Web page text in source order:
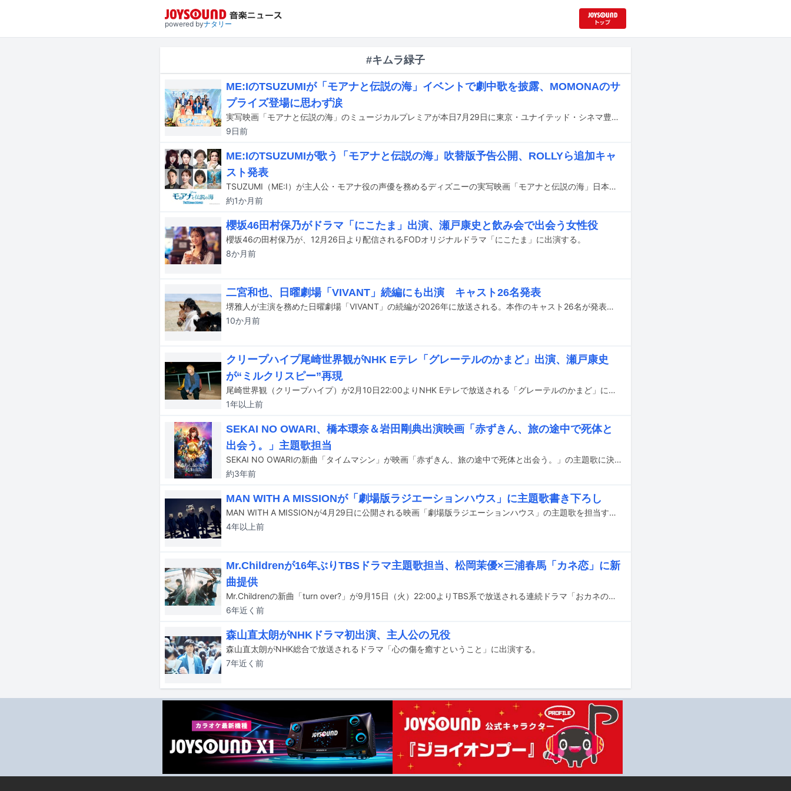
powered byナタリー
#キムラ緑子
ME:IのTSUZUMIが「モアナと伝説の海」イベントで劇中歌を披露、MOMONAのサ
プライズ登場に思わず涙
実写映画「モアナと伝説の海」のミュージカルプレミアが本日7月29日に東京・ユナイテッド・シネマ豊洲で開催され、主人公・モアナの日本版声優を務めるME:IのTSUZUMIらが登壇した。
9日前
ME:IのTSUZUMIが歌う「モアナと伝説の海」吹替版予告公開、ROLLYら追加キャ
スト発表
TSUZUMI（ME:I）が主人公・モアナ役の声優を務めるディズニーの実写映画「モアナと伝説の海」日本語吹替版の予告映像がYouTubeで公開された。
約1か月前
櫻坂46田村保乃がドラマ「にこたま」出演、瀬戸康史と飲み会で出会う女性役
櫻坂46の田村保乃が、12月26日より配信されるFODオリジナルドラマ「にこたま」に出演する。
8か月前
二宮和也、日曜劇場「VIVANT」続編にも出演 キャスト26名発表
堺雅人が主演を務めた日曜劇場「VIVANT」の続編が2026年に放送される。本作のキャスト26名が発表され、二宮和也が続投することが明らかになった。
10か月前
クリープハイプ尾崎世界観がNHK Eテレ「グレーテルのかまど」出演、瀬戸康史
が“ミルクリスピー”再現
尾崎世界観（クリープハイプ）が2月10日22:00よりNHK Eテレで放送される「グレーテルのかまど」に出演する。
1年以上前
SEKAI NO OWARI、橋本環奈＆岩田剛典出演映画「赤ずきん、旅の途中で死体と
出会う。」主題歌担当
SEKAI NO OWARIの新曲「タイムマシン」が映画「赤ずきん、旅の途中で死体と出会う。」の主題歌に決定した。
約3年前
MAN WITH A MISSIONが「劇場版ラジエーションハウス」に主題歌書き下ろし
MAN WITH A MISSIONが4月29日に公開される映画「劇場版ラジエーションハウス」の主題歌を担当する。
4年以上前
Mr.Childrenが16年ぶりTBSドラマ主題歌担当、松岡茉優×三浦春馬「カネ恋」に新
曲提供
Mr.Childrenの新曲「turn over?」が9月15日（火）22:00よりTBS系で放送される連続ドラマ「おカネの切れ目が恋のはじまり」の主題歌に決定した。
6年近く 前
森山直太朗がNHKドラマ初出演、主人公の兄役
森山直太朗がNHK総合で放送されるドラマ「心の傷を癒すということ」に出演する。
7年近く 前